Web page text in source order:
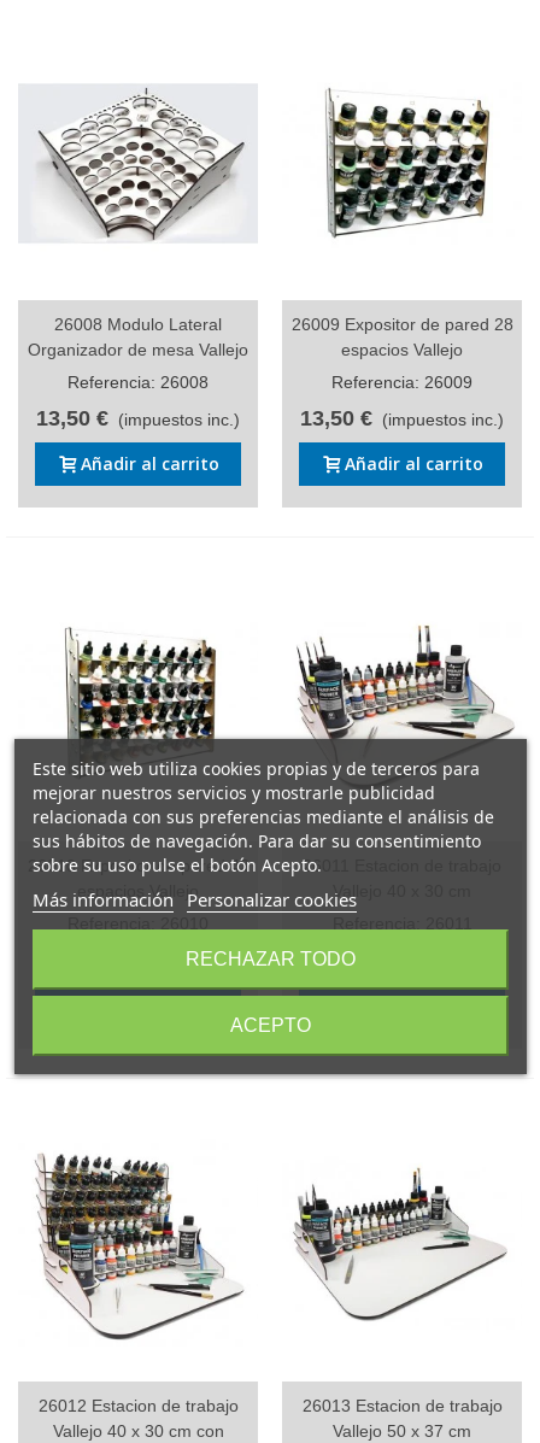
26008 Modulo Lateral
Organizador de mesa Vallejo
Referencia: 26008
13,50 € (impuestos inc.)
Añadir al carrito
26009 Expositor de pared 28
espacios Vallejo
Referencia: 26009
13,50 € (impuestos inc.)
Añadir al carrito
26010 Expositor de pared 43
espacios Vallejo
(impuestos inc.)
26011 Estacion de trabajo
Vallejo 40 x 30 cm
19,50 €
26012 Estacion de trabajo
Vallejo 40 x 30 cm con
26013 Estacion de trabajo
Vallejo 50 x 37 cm
Este sitio web utiliza cookies propias y de terceros para
mejorar nuestros servicios y mostrarle publicidad
relacionada con sus preferencias mediante el análisis de
sus hábitos de navegación. Para dar su consentimiento
sobre su uso pulse el botón Acepto.
Más información Personalizar cookies
RECHAZAR TODO
ACEPTO